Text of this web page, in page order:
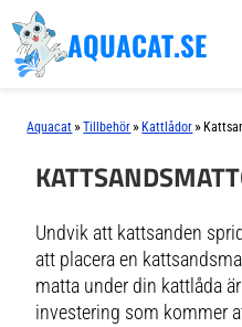
AQUACAT.SE
Aquacat »Tillbehör » Kattlådor »
Undvik att kattsanden
att placera en
matta under din kattlåda
investering som kommer